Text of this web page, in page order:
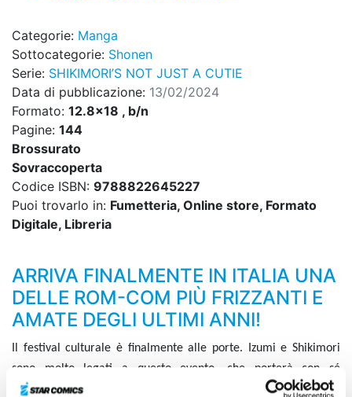
Categorie: Manga
Sottocategorie: Shonen
Serie: SHIKIMORI’S NOT JUST A CUTIE
Data di pubblicazione: 13/02/2024
Formato: 12.8x18 , b/n
Pagine: 144
Brossurato
Sovraccoperta
Codice ISBN: 9788822645227
Puoi trovarlo in: Fumetteria, Online store, Formato
Digitale, Libreria
ARRIVA FINALMENTE IN ITALIA UNA
DELLE ROM-COM PIÙ FRIZZANTI E
AMATE DEGLI ULTIMI ANNI!
Il festival culturale è finalmente alle porte. Izumi e Shikimori
sono molto legati a questo evento, che porterà con sé
divertimento e grandi amicizie. E non è tutto: una nuova,